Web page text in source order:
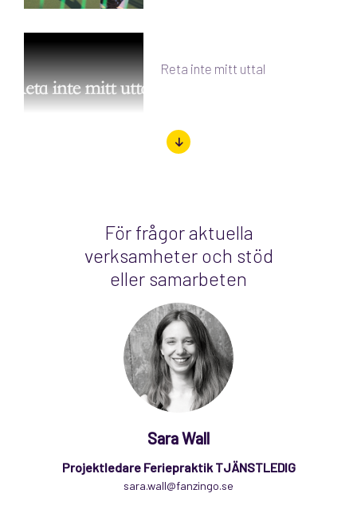
Reta inte mitt uttal
För frågor aktuella
verksamheter och stöd
eller samarbeten
Sara Wall
Projektledare Feriepraktik TJÄNSTLEDIG
sara.wall@fanzingo.se